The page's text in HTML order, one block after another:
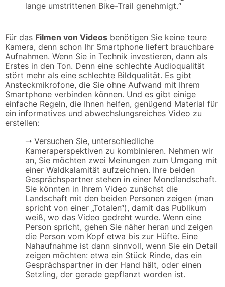
lange umstrittenen Bike-Trail genehmigt.“
Für das Filmen von Videos benötigen Sie keine teure
Kamera, denn schon Ihr Smartphone liefert brauchbare
Aufnahmen. Wenn Sie in Technik investieren, dann als
Erstes in den Ton. Denn eine schlechte Audioqualität
stört mehr als eine schlechte Bildqualität. Es gibt
Ansteckmikrofone, die Sie ohne Aufwand mit Ihrem
Smartphone verbinden können. Und es gibt einige
einfache Regeln, die Ihnen helfen, genügend Material für
ein informatives und abwechslungsreiches Video zu
erstellen:
➝ Versuchen Sie, unterschiedliche
Kameraperspektiven zu kombinieren. Nehmen wir
an, Sie möchten zwei Meinungen zum Umgang mit
einer Waldkalamität aufzeichnen. Ihre beiden
Gesprächspartner stehen in einer Mondlandschaft.
Sie könnten in Ihrem Video zunächst die
Landschaft mit den beiden Personen zeigen (man
spricht von einer „Totalen“), damit das Publikum
weiß, wo das Video gedreht wurde. Wenn eine
Person spricht, gehen Sie näher heran und zeigen
die Person vom Kopf etwa bis zur Hüfte. Eine
Nahaufnahme ist dann sinnvoll, wenn Sie ein Detail
zeigen möchten: etwa ein Stück Rinde, das ein
Gesprächspartner in der Hand hält, oder einen
Setzling, der gerade gepflanzt worden ist.